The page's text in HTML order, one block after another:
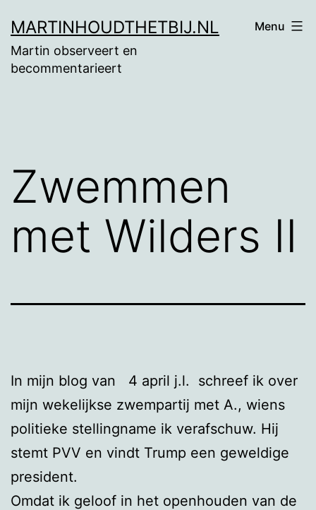
naar
de
MARTINHOUDTHETBIJ.NL
Martin observeert en
becommentarieert
Menu
Zwemmen
met Wilders II
In mijn blog van 4 april j.l. schreef ik over
mijn wekelijkse zwempartij met A., wiens
politieke stellingname ik verafschuw. Hij
stemt PVV en vindt Trump een geweldige
president.
Omdat ik geloof in het openhouden van de